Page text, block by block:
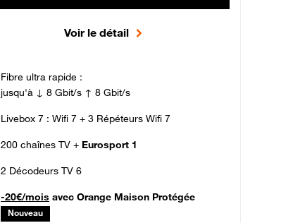
Voir le détail
Fibre ultra rapide :
jusqu'à ↓ 8 Gbit/s ↑ 8 Gbit/s
Livebox 7 : Wifi 7 + 3 Répéteurs Wifi 7
200 chaînes TV + Eurosport 1
2 Décodeurs TV 6
-20€/mois avec Orange Maison Protégée
Nouveau